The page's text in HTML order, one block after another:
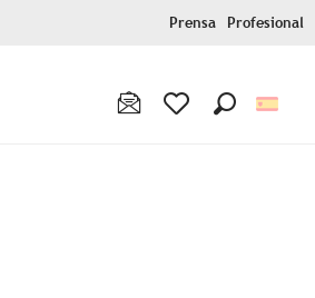
Prensa Profesional